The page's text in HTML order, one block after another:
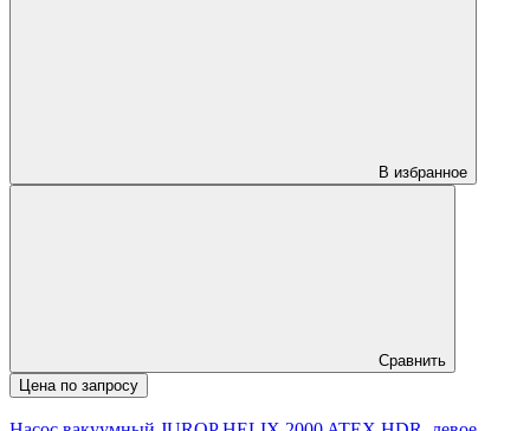
В избранное
Сравнить
Цена по запросу